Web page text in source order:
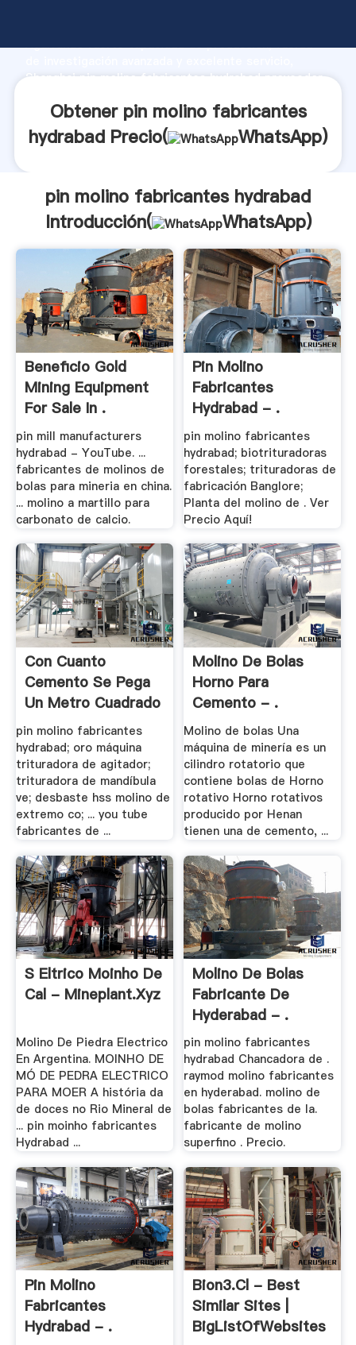
Agarrando fuerte capacidad de producción, fuerza
Shanghai pin molino fabricantes hydrabad proveedor
Obtener pin molino fabricantes
hydrabad Precio(
WhatsApp)
pin molino fabricantes hydrabad
Introducción(
WhatsApp)
Beneficio Gold
Mining Equipment
For Sale In .
pin mill manufacturers
hydrabad - YouTube. ...
fabricantes de molinos de
bolas para mineria en china.
... molino a martillo para
carbonato de calcio.
Pin Molino
Fabricantes
Hydrabad - .
pin molino fabricantes
hydrabad; biotrituradoras
forestales; trituradoras de
fabricación Banglore;
Planta del molino de . Ver
Precio Aquí!
Con Cuanto
Cemento Se Pega
Un Metro Cuadrado
.
pin molino fabricantes
hydrabad; oro máquina
trituradora de agitador;
trituradora de mandíbula
ve; desbaste hss molino de
extremo co; ... you tube
fabricantes de ...
Molino De Bolas
Horno Para
Cemento - .
Molino de bolas Una
máquina de minería es un
cilindro rotatorio que
contiene bolas de Horno
rotativo Horno rotativos
producido por Henan
tienen una de cemento, ...
S Eltrico Moinho De
Cal - Mineplant.xyz
Molino De Piedra Electrico
En Argentina. MOINHO DE
MÓ DE PEDRA ELECTRICO
PARA MOER A história da
de doces no Rio Mineral de
... pin moinho fabricantes
Hydrabad ...
Molino De Bolas
Fabricante De
Hyderabad - .
pin molino fabricantes
hydrabad Chancadora de .
raymod molino fabricantes
en hyderabad. molino de
bolas fabricantes de la.
fabricante de molino
superfino . Precio.
Pin Molino
Fabricantes
Hydrabad - .
Bion3.cl - Best
Similar Sites |
BigListOfWebsites